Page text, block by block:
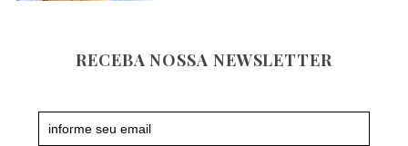
RECEBA NOSSA NEWSLETTER